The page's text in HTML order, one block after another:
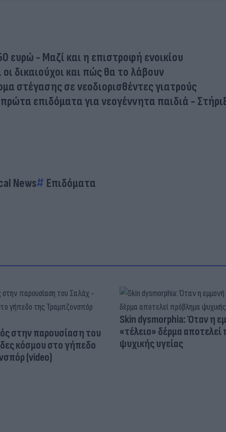
ευρώ - Μαζί και η επιστροφή ενοικίου
δικαιούχοι και πώς θα το λάβουν
στέγασης σε νεοδιορισθέντες γιατρούς
επιδόματα για νεογέννητα παιδιά -
News Επιδόματα
στην παρουσίαση του
κόσμου στο γήπεδο
(video)
Skin dysmorphia: Όταν η
«τέλειο» δέρμα
ψυχικής υγείας